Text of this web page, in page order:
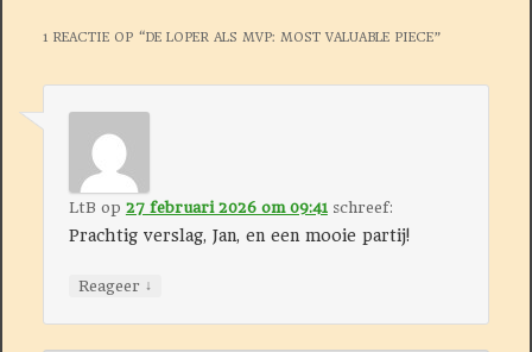
1 REACTIE OP “DE LOPER ALS MVP: MOST VALUABLE PIECE”
LtB op 27 februari 2026 om 09:41 schreef:
Prachtig verslag, Jan, en een mooie partij!
Reageer ↓